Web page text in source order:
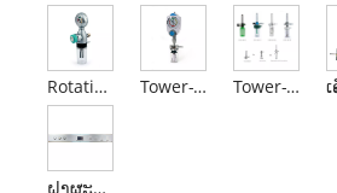
Rotating Trolley Vacuum Regulator Tower-Type Vacuum Regulator Tower-Type Oxygen Regulator
ຝາຜະຫນັງທີ່ນອນຢູ່ໃນຕຽງ